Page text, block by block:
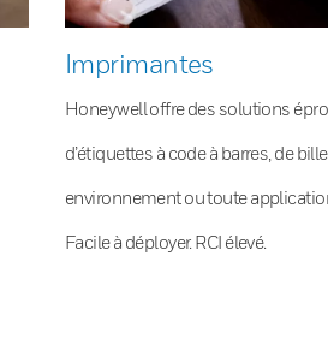
Imprimantes
Honeywell offre des solutions
d’étiquettes à code à barres, de
environnement ou toute
Facile à déployer. RCI élevé.